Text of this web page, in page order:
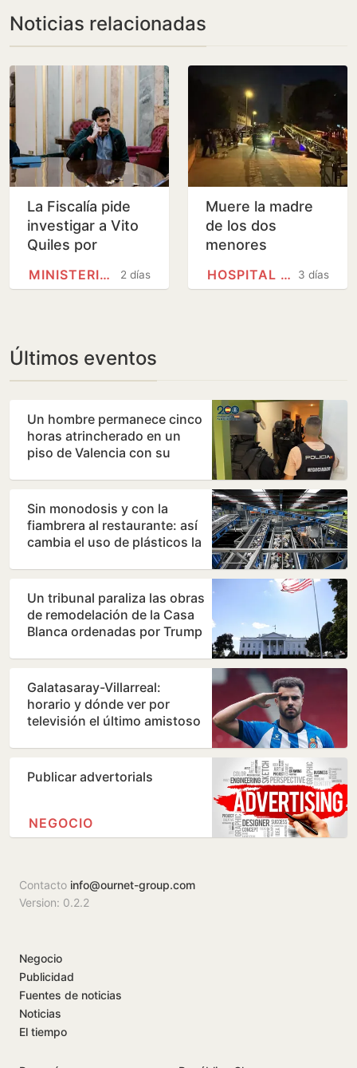
Noticias relacionadas
La Fiscalía pide
investigar a Vito
Quiles por
recaudar
2 días
MINISTERIO PÚBLICO
Muere la madre
de los dos
menores
incendio de
3 días
HOSPITAL UNIVERSITARIO VIRGEN…
Últimos eventos
Un hombre permanece cinco
horas atrincherado en un
piso de Valencia con su
Sin monodosis y con la
fiambrera al restaurante: así
cambia el uso de plásticos la
Un tribunal paraliza las obras
de remodelación de la Casa
Blanca ordenadas por Trump
Galatasaray-Villarreal:
horario y dónde ver por
televisión el último amistoso
Publicar advertorials
NEGOCIO
Contacto info@ournet-group.com
Version: 0.2.2
Negocio
Publicidad
Fuentes de noticias
Noticias
El tiempo